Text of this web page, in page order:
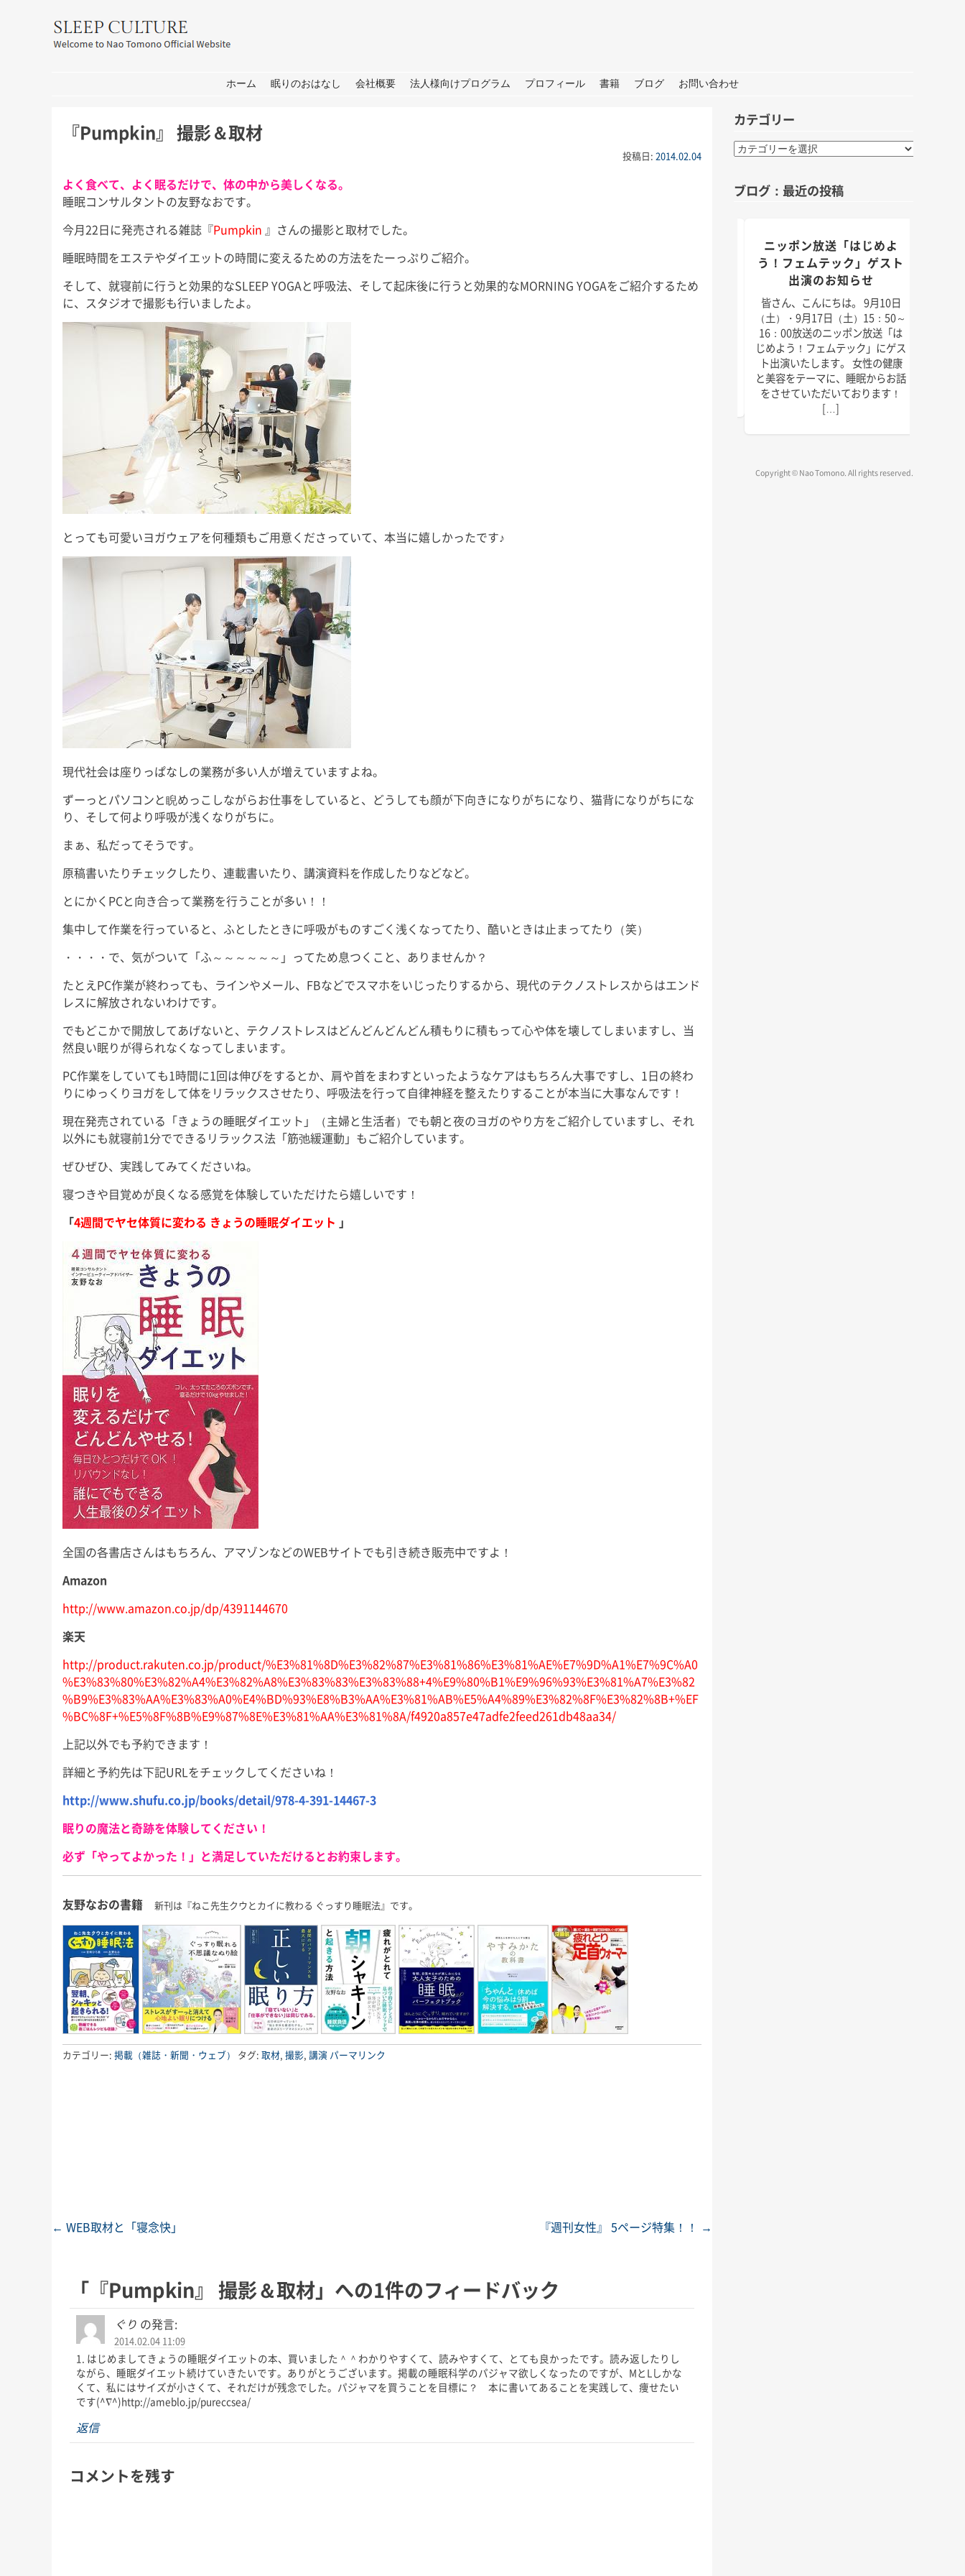
ホーム 眠りのおはなし 会社概要 法人様向けプログラム プロフィール 書籍 ブログ お問い合わせ
『Pumpkin』 撮影＆取材
投稿日: 2014.02.04
よく食べて、よく眠るだけで、体の中から美しくなる。
睡眠コンサルタントの友野なおです。
今月22日に発売される雑誌『Pumpkin 』さんの撮影と取材でした。
睡眠時間をエステやダイエットの時間に変えるための方法をたーっぷりご紹介。
そして、就寝前に行うと効果的なSLEEP YOGAと呼吸法、そして起床後に行うと効果的なMORNING YOGAをご紹介するため
に、スタジオで撮影も行いましたよ。
とっても可愛いヨガウェアを何種類もご用意くださっていて、本当に嬉しかったです♪
現代社会は座りっぱなしの業務が多い人が増えていますよね。
ずーっとパソコンと睨めっこしながらお仕事をしていると、どうしても顔が下向きになりがちになり、猫背になりがちにな
り、そして何より呼吸が浅くなりがちに。
まぁ、私だってそうです。
原稿書いたりチェックしたり、連載書いたり、講演資料を作成したりなどなど。
とにかくPCと向き合って業務を行うことが多い！！
集中して作業を行っていると、ふとしたときに呼吸がものすごく浅くなってたり、酷いときは止まってたり（笑）
・・・・で、気がついて「ふ～～～～～～」ってため息つくこと、ありませんか？
たとえPC作業が終わっても、ラインやメール、FBなどでスマホをいじったりするから、現代のテクノストレスからはエンド
レスに解放されないわけです。
でもどこかで開放してあげないと、テクノストレスはどんどんどんどん積もりに積もって心や体を壊してしまいますし、当
然良い眠りが得られなくなってしまいます。
PC作業をしていても1時間に1回は伸びをするとか、肩や首をまわすといったようなケアはもちろん大事ですし、1日の終わ
りにゆっくりヨガをして体をリラックスさせたり、呼吸法を行って自律神経を整えたりすることが本当に大事なんです！
現在発売されている「きょうの睡眠ダイエット」（主婦と生活者）でも朝と夜のヨガのやり方をご紹介していますし、それ
以外にも就寝前1分でできるリラックス法「筋弛緩運動」もご紹介しています。
ぜひぜひ、実践してみてくださいね。
寝つきや目覚めが良くなる感覚を体験していただけたら嬉しいです！
「4週間でヤセ体質に変わる きょうの睡眠ダイエット 」
全国の各書店さんはもちろん、アマゾンなどのWEBサイトでも引き続き販売中ですよ！
Amazon
http://www.amazon.co.jp/dp/4391144670
楽天
http://product.rakuten.co.jp/product/%E3%81%8D%E3%82%87%E3%81%86%E3%81%AE%E7%9D%A1%E7%9C%A0
%E3%83%80%E3%82%A4%E3%82%A8%E3%83%83%E3%83%88+4%E9%80%B1%E9%96%93%E3%81%A7%E3%82
%B9%E3%83%AA%E3%83%A0%E4%BD%93%E8%B3%AA%E3%81%AB%E5%A4%89%E3%82%8F%E3%82%8B+%EF
%BC%8F+%E5%8F%8B%E9%87%8E%E3%81%AA%E3%81%8A/f4920a857e47adfe2feed261db48aa34/
上記以外でも予約できます！
詳細と予約先は下記URLをチェックしてくださいね！
http://www.shufu.co.jp/books/detail/978-4-391-14467-3
眠りの魔法と奇跡を体験してください！
必ず「やってよかった！」と満足していただけるとお約束します。
友野なおの書籍 新刊は『ねこ先生クウとカイに教わる ぐっすり睡眠法』です。
カテゴリー: 掲載（雑誌・新聞・ウェブ） タグ: 取材, 撮影, 講演 パーマリンク
投稿ナビゲーション
← WEB取材と「寝念快」 『週刊女性』 5ページ特集！！ →
「 『Pumpkin』 撮影＆取材」への1件のフィードバック
ぐり の発言:
2014.02.04 11:09
1. はじめましてきょうの睡眠ダイエットの本、買いました＾＾わかりやすくて、読みやすくて、とても良かったです。読み返したりし
ながら、睡眠ダイエット続けていきたいです。ありがとうございます。掲載の睡眠科学のパジャマ欲しくなったのですが、MとLしかな
くて、私にはサイズが小さくて、それだけが残念でした。パジャマを買うことを目標に？ 本に書いてあることを実践して、痩せたい
です(^∇^)http://ameblo.jp/pureccsea/
返信
コメントを残す
カテゴリー
カ
テ
リ
ブログ：最近の投稿
皆さん、こんにちは。 打ち合わ
せ→撮影→取材な1日。 秋には新
しいプロジェクトもいくつかスタ
ートします！ 大学院の研究活動
にもこれまで以上に本腰を入れ
て、ここから2022年の終わりま
で益々全力疾走です！ 週末の台
風、みな […]
皆さん、こんにちは。 今年の夏
もコロナの心配があったので我が
家は遠出しないと決めており、夏
休み前半は軽井沢、後半は箱根で
少しのんびりめに過ごしました。
長男君にとっては箱根は初！ と
いうことで、今回は「箱根といえ
ば！」と […]
の日々
皆さん、こんにちは。 暦の上だ
皆さん、こんにちは。 9月5日
ニッポン放送「はじめよ
う！フェムテック」ゲスト
出演のお知らせ
皆さん、こんにちは。 9月10日
（土）・9月17日（土）15：50～
16：00放送のニッポン放送「は
じめよう！フェムテック」にゲス
ト出演いたします。 女性の健康
と美容をテーマに、睡眠からお話
をさせていただいております！
[…]
Copyright © Nao Tomono. All rights reserved.